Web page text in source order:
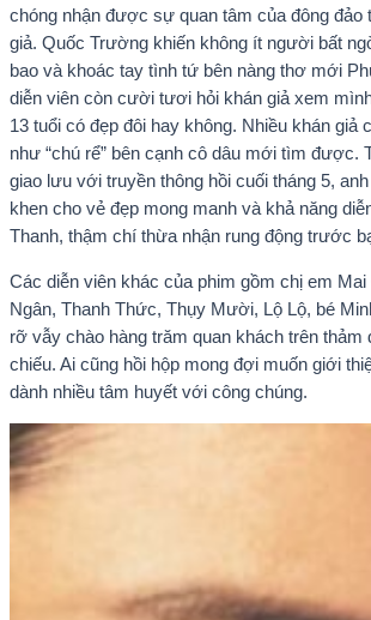
chóng nhận được sự quan tâm của đông đảo
giả. Quốc Trường khiến không ít người bất
bao và khoác tay tình tứ bên nàng thơ mới
diễn viên còn cười tươi hỏi khán giả xem
13 tuổi có đẹp đôi hay không. Nhiều khán giả
như “chú rể” bên cạnh cô dâu mới tìm được.
giao lưu với truyền thông hồi cuối tháng 5,
khen cho vẻ đẹp mong manh và khả năng
Thanh, thậm chí thừa nhận rung động trước
Các diễn viên khác của phim gồm chị em
Ngân, Thanh Thức, Thụy Mười, Lộ Lộ, bé
rỡ vẫy chào hàng trăm quan khách trên thảm
chiếu. Ai cũng hồi hộp mong đợi muốn giới
dành nhiều tâm huyết với công chúng.